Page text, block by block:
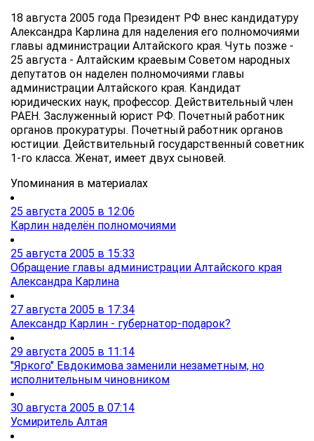
18 августа 2005 года Президент РФ внес кандидатуру
Александра Карлина для наделения его полномочиями
главы администрации Алтайского края. Чуть позже -
25 августа - Алтайским краевым Советом народных
депутатов он наделен полномочиями главы
администрации Алтайского края. Кандидат
юридических наук, профессор. Действительный член
РАЕН. Заслуженный юрист РФ. Почетный работник
органов прокуратуры. Почетный работник органов
юстиции. Действительный государственный советник
1-го класса. Женат, имеет двух сыновей.
Упоминания в материалах
25 августа 2005 в 12:06
Карлин наделён полномочиями
25 августа 2005 в 15:33
Обращение главы администрации Алтайского края
Александра Карлина
27 августа 2005 в 17:34
Александр Карлин - губернатор-подарок?
29 августа 2005 в 11:14
"Яркого" Евдокимова заменили незаметным, но
исполнительным чиновником
30 августа 2005 в 07:14
Усмиритель Алтая